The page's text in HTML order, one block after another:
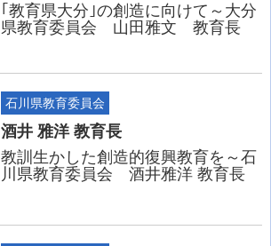
｢教育県大分｣の創造に向けて～大分
県教育委員会 山田雅文 教育長
石川県教育委員会
酒井 雅洋 教育長
教訓生かした創造的復興教育を～石
川県教育委員会 酒井雅洋 教育長